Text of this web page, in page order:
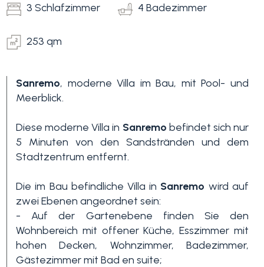
3 Schlafzimmer 4 Badezimmer
253 qm
Sanremo, moderne Villa im Bau, mit Pool- und
Meerblick.
Diese moderne Villa in Sanremo befindet sich nur
5 Minuten von den Sandstränden und dem
Stadtzentrum entfernt.
Die im Bau befindliche Villa in Sanremo wird auf
zwei Ebenen angeordnet sein:
- Auf der Gartenebene finden Sie den
Wohnbereich mit offener Küche, Esszimmer mit
hohen Decken, Wohnzimmer, Badezimmer,
Gästezimmer mit Bad en suite;
Grundstücke
Schlafzimmer
Alle